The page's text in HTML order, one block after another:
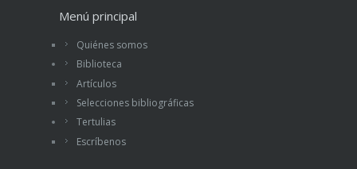
Menú principal
Quiénes somos
Biblioteca
Artículos
Selecciones bibliográficas
Tertulias
Escríbenos